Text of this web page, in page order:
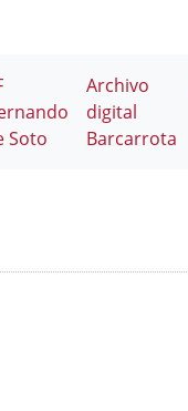
Soto
Archivo
digital
Barcarrota